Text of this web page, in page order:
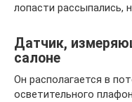
лопасти рассыпались,
Датчик,
салоне
Он располагается в
осветительного